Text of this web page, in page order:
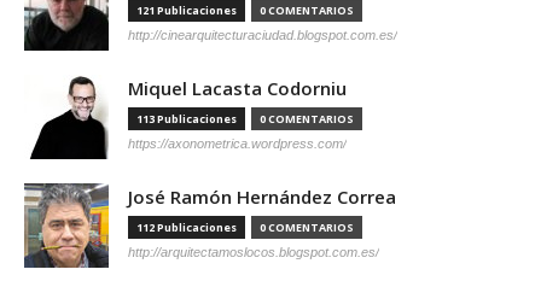
121 Publicaciones 0 COMENTARIOS
http://cinearquitecturaciudad.blogspot.com.es/
Miquel Lacasta Codorniu
113 Publicaciones 0 COMENTARIOS
https://axonometrica.wordpress.com/
José Ramón Hernández Correa
112 Publicaciones 0 COMENTARIOS
http://arquitectamoslocos.blogspot.com.es/